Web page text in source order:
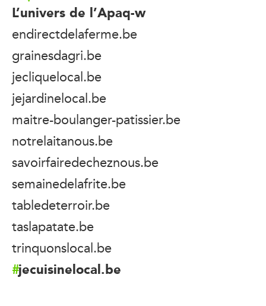
L’univers de l’Apaq-w
endirectdelaferme.be
grainesdagri.be
jecliquelocal.be
jejardinelocal.be
maitre-boulanger-patissier.be
notrelaitanous.be
savoirfairedecheznous.be
semainedelafrite.be
tabledeterroir.be
taslapatate.be
trinquonslocal.be
jecuisinelocal.be